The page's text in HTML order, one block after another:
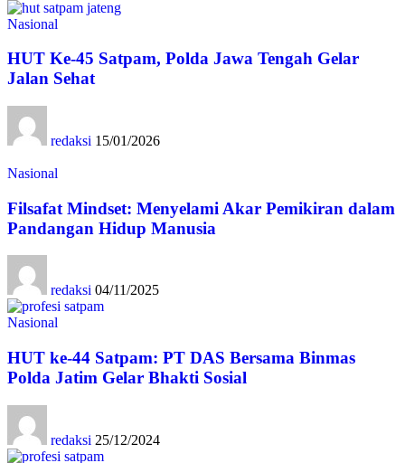
Nasional
HUT Ke-45 Satpam, Polda Jawa Tengah Gelar
Jalan Sehat
redaksi 15/01/2026
Nasional
Filsafat Mindset: Menyelami Akar Pemikiran dalam
Pandangan Hidup Manusia
redaksi 04/11/2025
Nasional
HUT ke-44 Satpam: PT DAS Bersama Binmas
Polda Jatim Gelar Bhakti Sosial
redaksi 25/12/2024